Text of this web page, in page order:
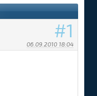
1
06.09.2010 18:04